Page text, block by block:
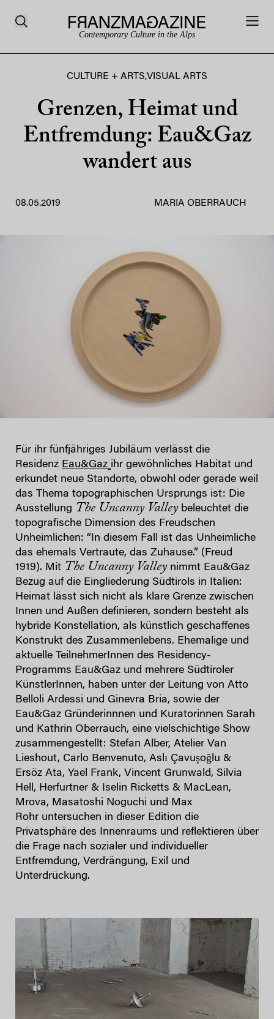
Contemporary Culture in the Alps
CULTURE + ARTS,VISUAL ARTS
Grenzen, Heimat und
Entfremdung: Eau&Gaz
wandert aus
08.05.2019 MARIA OBERRAUCH
Für ihr fünfjähriges Jubiläum verlässt die
Residenz Eau&Gaz ihr gewöhnliches Habitat und
erkundet neue Standorte, obwohl oder gerade weil
das Thema topographischen Ursprungs ist: Die
Ausstellung The Uncanny Valleybeleuchtet die
topografische Dimension des Freudschen
Unheimlichen: “In diesem Fall ist das Unheimliche
das ehemals Vertraute, das Zuhause.” (Freud
1919). Mit The Uncanny Valley nimmt Eau&Gaz
Bezug auf die Eingliederung Südtirols in Italien:
Heimat lässt sich nicht als klare Grenze zwischen
Innen und Außen definieren, sondern besteht als
hybride Konstellation, als künstlich geschaffenes
Konstrukt des Zusammenlebens. Ehemalige und
aktuelle TeilnehmerInnen des Residency-
Programms Eau&Gaz und mehrere Südtiroler
KünstlerInnen, haben unter der Leitung von Atto
Belloli Ardessi und Ginevra Bria, sowie der
Eau&Gaz Gründerinnnen und Kuratorinnen Sarah
und Kathrin Oberrauch, eine vielschichtige Show
zusammengestellt: Stefan Alber, Atelier Van
Lieshout, Carlo Benvenuto, Aslı Çavuşoğlu &
Ersöz Ata, Yael Frank, Vincent Grunwald, Silvia
Hell, Herfurtner & Iselin Ricketts & MacLean,
Mrova, Masatoshi Noguchi und Max
Rohr untersuchen in dieser Edition die
Privatsphäre des Innenraums und reflektieren über
die Frage nach sozialer und individueller
Entfremdung, Verdrängung, Exil und
Unterdrückung.